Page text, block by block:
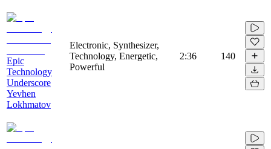
Epic
Technology
Underscore
Yevhen
Lokhmatov
Electronic, Synthesizer,
Technology, Energetic,
Powerful
2:36 140